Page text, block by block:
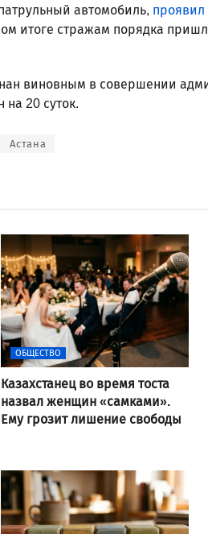
автомобиль, проявил
итоге стражам порядка
виновным в совершении
20 суток.
Астана
ОБЩЕСТВО
Казахстанец во время тоста
назвал женщин «самками».
Ему грозит лишение свободы